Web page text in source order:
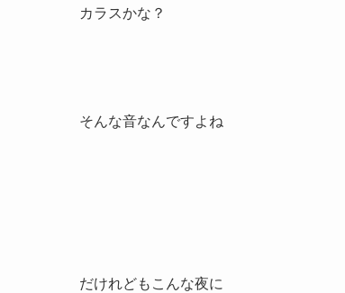
カラスかな？
そんな音なんですよね
だけれどもこんな夜に